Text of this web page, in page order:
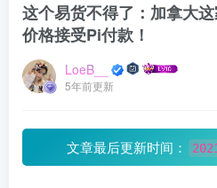
这个易货不得了：加拿大
价格接受Pi付款！
LoeB__
5年前更新
文章最后更新时间：